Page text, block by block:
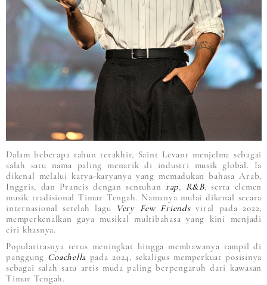
Dalam beberapa tahun terakhir, Saint Levant menjelma sebagai
salah satu nama paling menarik di industri musik global. Ia
dikenal melalui karya-karyanya yang memadukan bahasa Arab,
Inggris, dan Prancis dengan sentuhan rap, R&B, serta elemen
musik tradisional Timur Tengah. Namanya mulai dikenal secara
internasional setelah lagu
Very Few Friendsviral pada 2022,
memperkenalkan gaya musikal multibahasa yang kini menjadi
ciri khasnya.
Popularitasnya terus meningkat hingga membawanya tampil di
panggung Coachella pada 2024, sekaligus memperkuat posisinya
sebagai salah satu artis muda paling berpengaruh dari kawasan
Timur Tengah.